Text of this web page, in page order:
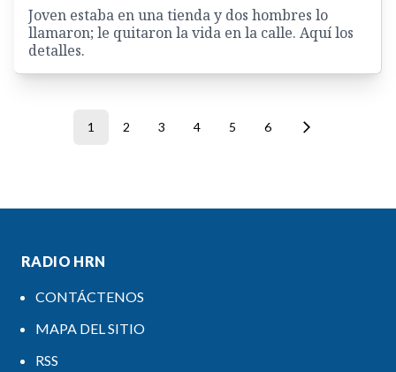
Joven estaba en una tienda y dos hombres lo
llamaron; le quitaron la vida en la calle. Aquí los
detalles.
1 2 3 4 5 6
RADIO HRN
CONTÁCTENOS
MAPA DEL SITIO
RSS